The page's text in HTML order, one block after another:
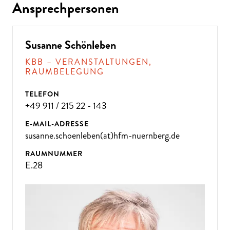
ÜBE
R 300
VE
R
A
NST
ALT
U
N
GE
N P
R
O
J
A
H
Ansprechpersonen
Susanne Schönleben
KBB – VERANSTALTUNGEN,
RAUMBELEGUNG
TELEFON
+49 911 / 215 22 - 143
E-MAIL-ADRESSE
susanne.schoenleben(at)hfm-nuernberg.de
RAUMNUMMER
E.28